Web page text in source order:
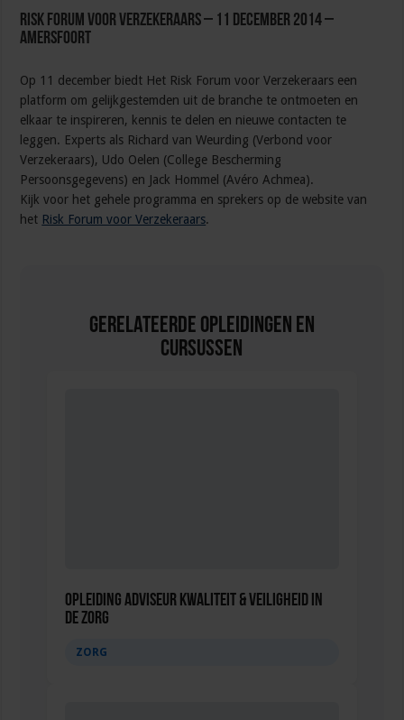
Risk Forum voor Verzekeraars – 11 december 2014 –
Amersfoort
Op 11 december biedt Het Risk Forum voor Verzekeraars een
platform om gelijkgestemden uit de branche te ontmoeten en
elkaar te inspireren, kennis te delen en nieuwe contacten te
leggen. Experts als Richard van Weurding (Verbond voor
Verzekeraars), Udo Oelen (College Bescherming
Persoonsgegevens) en Jack Hommel (Avéro Achmea).
Kijk voor het gehele programma en sprekers op de website van
het Risk Forum voor Verzekeraars.
Gerelateerde Opleidingen en
Cursussen
Opleiding Adviseur Kwaliteit & Veiligheid in
de zorg
ZORG